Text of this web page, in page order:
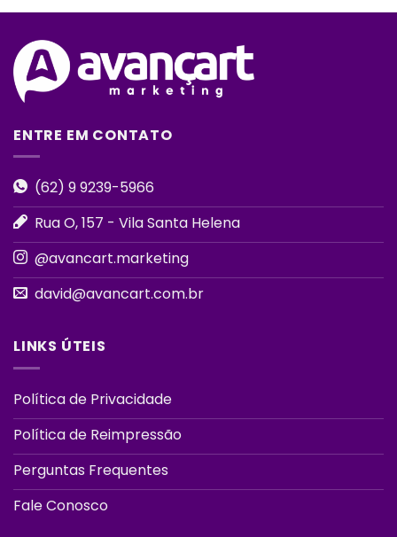
ENTRE EM CONTATO
(62) 9 9239-5966
Rua O, 157 - Vila Santa Helena
@avancart.marketing
david@avancart.com.br
LINKS ÚTEIS
Política de Privacidade
Política de Reimpressão
Perguntas Frequentes
Fale Conosco